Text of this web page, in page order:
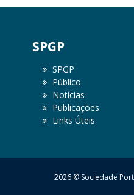
SPGP
SPGP
Público
Notícias
Publicações
Links Úteis
2026 © Sociedade